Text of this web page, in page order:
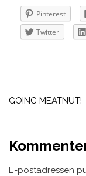
Pinterest
Twitter
GOING MEATNUT!
E-postadressen